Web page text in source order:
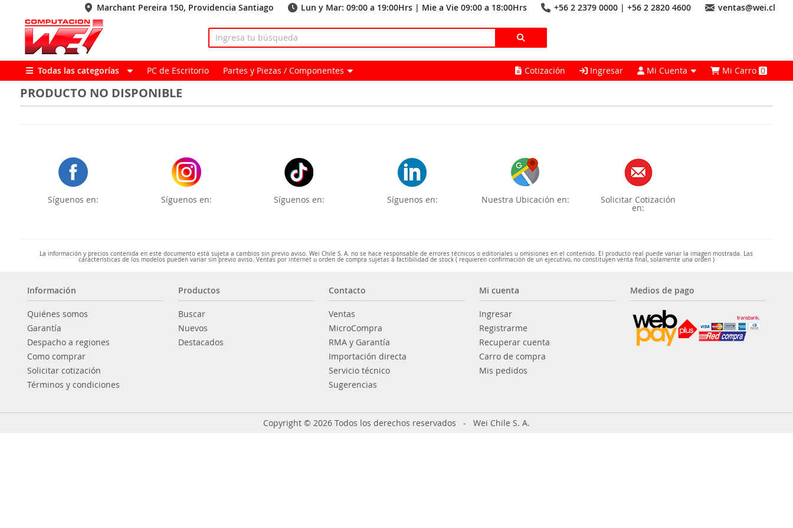
Marchant Pereira 150, Providencia Santiago Lun y Mar: 09:00 a 19:00Hrs | Mie a Vie 09:00 a 18:00Hrs +56 2 2379 0000 | +56 2 2820 4600 ventas@wei.cl
Todas las categorías PC de Escritorio Partes y Piezas / Componentes Cotización Ingresar Mi Cuenta Mi Carro0
PRODUCTO NO DISPONIBLE
Síguenos en: Síguenos en: Síguenos en: Síguenos en: Nuestra Ubicación en: Solicitar Cotización
en:
La información y precios contenida en este documento está sujeta a cambios sin previo aviso. Wei Chile S. A. no se hace responsable de errores técnicos o editoriales u omisiones en el contenido. El producto real puede variar la imagen mostrada. Las
características de los modelos pueden variar sin previo aviso. Ventas por internet u orden de compra sujetas a factibilidad de stock ( requieren confirmación de un ejecutivo, no constituyen venta final, solamente una orden )
Información
Quiénes somos
Garantía
Despacho a regiones
Como comprar
Solicitar cotización
Términos y condiciones
Productos
Buscar
Nuevos
Destacados
Contacto
Ventas
MicroCompra
RMA y Garantía
Importación directa
Servicio técnico
Sugerencias
Mi cuenta
Ingresar
Registrarme
Recuperar cuenta
Carro de compra
Mis pedidos
Medios de pago
Copyright © 2026 Todos los derechos reservados - Wei Chile S. A.